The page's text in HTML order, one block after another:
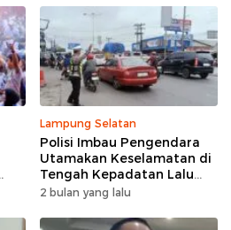
Lampung Selatan
Polisi Imbau Pengendara
Utamakan Keselamatan di
Tengah Kepadatan Lalu
Lintas Pagi Hari
2 bulan yang lalu